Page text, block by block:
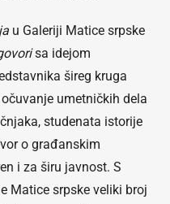
u Galeriji Matice srpske
sa idejom
šireg kruga
umetničkih dela
studenata istorije
o građanskim
i za širu javnost. S
Matice srpske veliki broj